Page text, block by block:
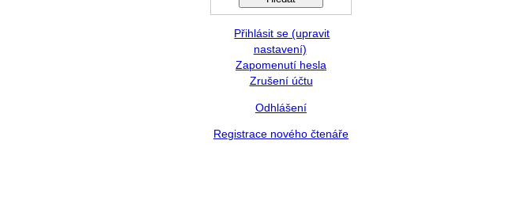
Přihlásit se (upravit
nastavení)
Zapomenutí hesla
Zrušení účtu
Odhlášení
Registrace nového čtenáře